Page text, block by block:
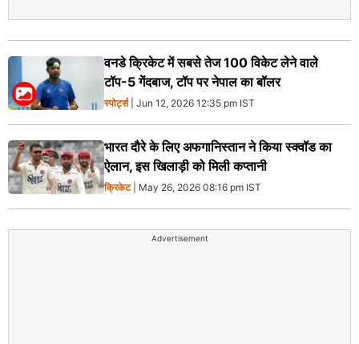
वनडे क्रिकेट में सबसे तेज 100 विकेट लेने वाले
टॉप-5 गेंदबाज, टॉप पर नेपाल का बॉलर
स्पोर्ट्स| Jun 12, 2026 12:35 pm IST
भारत दौरे के लिए अफगानिस्तान ने किया स्क्वॉड का
ऐलान, इस खिलाड़ी को मिली कप्तानी
क्रिकेट| May 26, 2026 08:16 pm IST
Advertisement